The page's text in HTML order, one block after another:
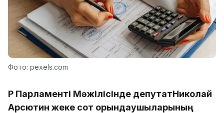
Фото: pexels.com
ҚР Парламенті Мәжілісінде депутатНиколай
Арсютин жеке сот орындаушыларының